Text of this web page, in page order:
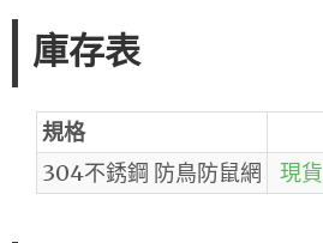
庫存表
規格
304不銹鋼 防鳥防鼠網
現